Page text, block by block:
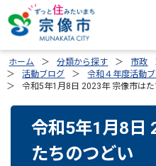
ホーム 分類から探す 市政
活動ブログ
令和４年度活動
令和5年1月8日 2023年 宗像市は
令和5年1月8日
たちのつどい